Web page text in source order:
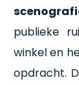
publieke
winkel en
opdracht.